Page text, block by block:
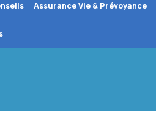
Assurance Vie & Prévoyance